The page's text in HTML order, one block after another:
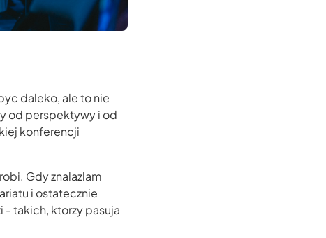
daleko, ale to nie
od perspektywy i od
konferencji
Gdy znalazlam
i ostatecznie
- takich, ktorzy pasuja